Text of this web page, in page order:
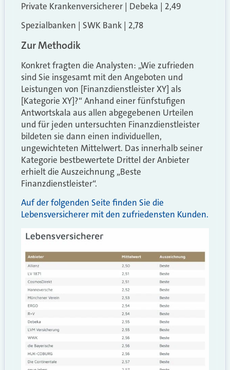
Private Krankenversicherer | Debeka | 2,49
Spezialbanken | SWK Bank | 2,78
Zur Methodik
Konkret fragten die Analysten: „Wie zufrieden
sind Sie insgesamt mit den Angeboten und
Leistungen von [Finanzdienstleister XY] als
[Kategorie XY]?“ Anhand einer fünfstufigen
Antwortskala aus allen abgegebenen Urteilen
und für jeden untersuchten Finanzdienstleister
bildeten sie dann einen individuellen,
ungewichteten Mittelwert. Das innerhalb seiner
Kategorie bestbewertete Drittel der Anbieter
erhielt die Auszeichnung „Beste
Finanzdienstleister“.
Auf der folgenden Seite finden Sie die
Lebensversicherer mit den zufriedensten Kunden.